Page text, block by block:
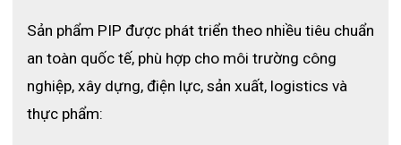
Sản phẩm PIP được phát triển theo nhiều tiêu chuẩn
an toàn quốc tế, phù hợp cho môi trường công
nghiệp, xây dựng, điện lực, sản xuất, logistics và
thực phẩm: